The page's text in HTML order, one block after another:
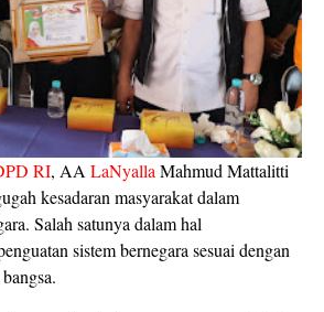
RI, AA LaNyalla Mahmud Mattalitti
kesadaran masyarakat dalam
Salah satunya dalam hal
sistem bernegara sesuai dengan